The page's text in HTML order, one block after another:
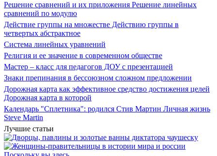
Решение сравнений и их приложения Решение линейных
сравнений по модулю
Действие группы на множестве Действию группы в
четвертых абстрактное
Система линейных уравнений
Религия и ее значение в современном обществе
Мастер – класс для педагогов ДОУ с презентацией
Знаки препинания в бессоюзном сложном предложении
Дорожная карта как эффективное средство достижения целей
Дорожная карта в которой
Календарь "Сплетника": родился Стив Мартин Личная жизнь
Steve Martin
Лучшие статьи